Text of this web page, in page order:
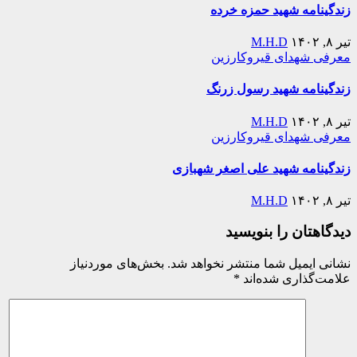
زندگینامه شهید حمزه خرده
تیر ۸, ۱۴۰۲
M.H.D
معرفی شهدای قیروکارزین
زندگینامه شهید رسول زرنگ
تیر ۸, ۱۴۰۲
M.H.D
معرفی شهدای قیروکارزین
زندگینامه شهید علی اصغر شهبازی
تیر ۸, ۱۴۰۲ M.H.D
دیدگاهتان را بنویسید
نشانی ایمیل شما منتشر نخواهد شد. بخش‌های موردنیاز
علامت‌گذاری شده‌اند *